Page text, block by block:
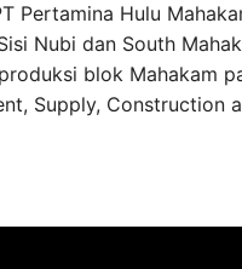
Pertamina Hulu
Nubi dan South
blok Mahakam
Supply, Construction